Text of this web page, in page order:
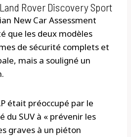
Rover Discovery Sport
New Car Assessment
que les deux modèles
de sécurité complets et
mais a souligné un
était préoccupé par le
du SUV à « prévenir les
graves à un piéton